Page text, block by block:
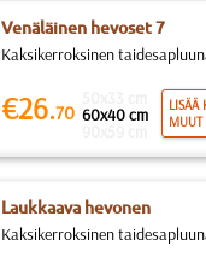
Venäläinen hevoset 7
Kaksikerroksinen
€26.70 60x40 cm
LISÄÄ
MUUT
Laukkaava hevonen
Kaksikerroksinen